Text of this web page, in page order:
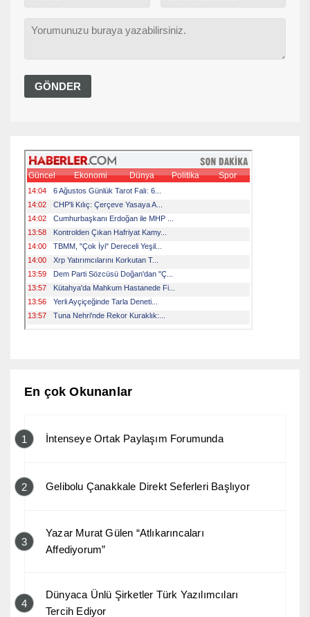
En çok Okunanlar
1 İntenseye Ortak Paylaşım Forumunda
2 Gelibolu Çanakkale Direkt Seferleri Başlıyor
3
Yazar Murat Gülen “Atlıkarıncaları
Affediyorum”
4
Dünyaca Ünlü Şirketler Türk Yazılımcıları
Tercih Ediyor